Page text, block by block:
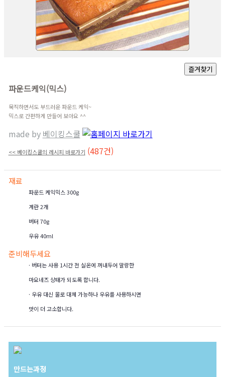
파운드케익(믹스)
묵직하면서도 부드러운 파운드 케익~
믹스로 간편하게 만들어 보아요 ^^
made by 베이킹스쿨
<< 베이킹스쿨의 레시피 바로가기 (487건)
재료
파운드 케익믹스 300g
계란 2개
버터 70g
우유 40ml
준비해두세요
· 버터는 사용 1시간 전 실온에 꺼내두어 말랑한
마요네즈 상태가 되도록 합니다.
· 우유 대신 물로 대체 가능하나 우유를 사용하시면
맛이 더 고소합니다.
만드는과정